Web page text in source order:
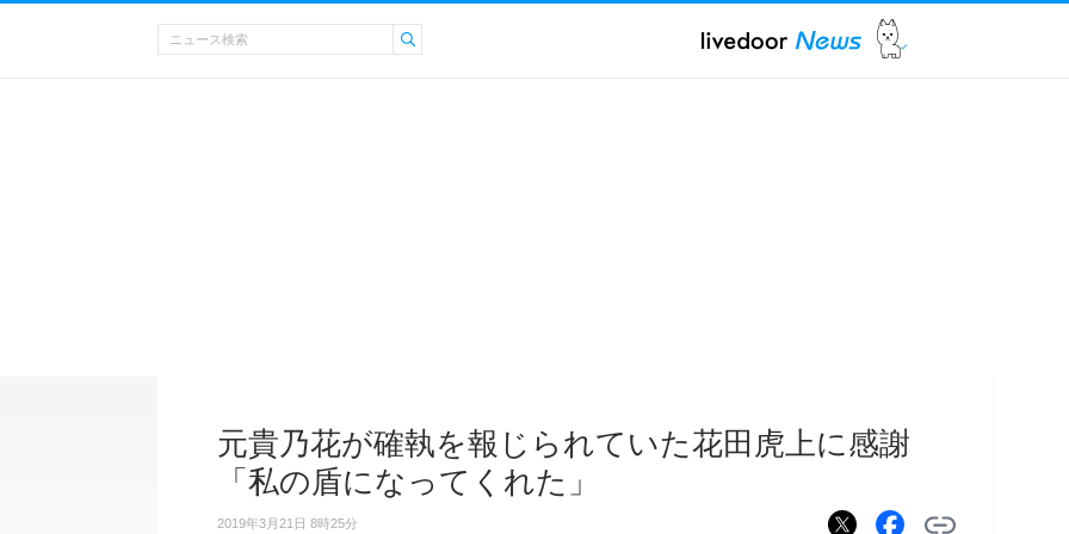
元貴乃花が確執を報じられていた花田虎上に感謝
「私の盾になってくれた」
2019年3月21日 8時25分